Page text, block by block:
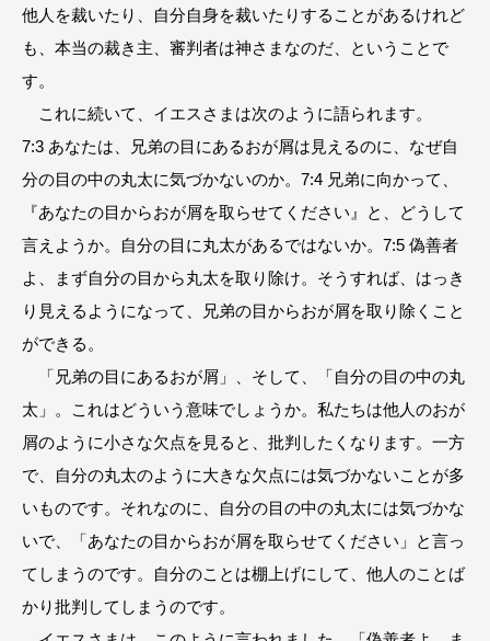
他人を裁いたり、自分自身を裁いたりすることがあるけれど
も、本当の裁き主、審判者は神さまなのだ、ということで
す。
これに続いて、イエスさまは次のように語られます。
7:3 あなたは、兄弟の目にあるおが屑は見えるのに、なぜ自
分の目の中の丸太に気づかないのか。7:4 兄弟に向かって、
『あなたの目からおが屑を取らせてください』と、どうして
言えようか。自分の目に丸太があるではないか。7:5 偽善者
よ、まず自分の目から丸太を取り除け。そうすれば、はっき
り見えるようになって、兄弟の目からおが屑を取り除くこと
ができる。
「兄弟の目にあるおが屑」、そして、「自分の目の中の丸
太」。これはどういう意味でしょうか。私たちは他人のおが
屑のように小さな欠点を見ると、批判したくなります。一方
で、自分の丸太のように大きな欠点には気づかないことが多
いものです。それなのに、自分の目の中の丸太には気づかな
いで、「あなたの目からおが屑を取らせてください」と言っ
てしまうのです。自分のことは棚上げにして、他人のことば
かり批判してしまうのです。